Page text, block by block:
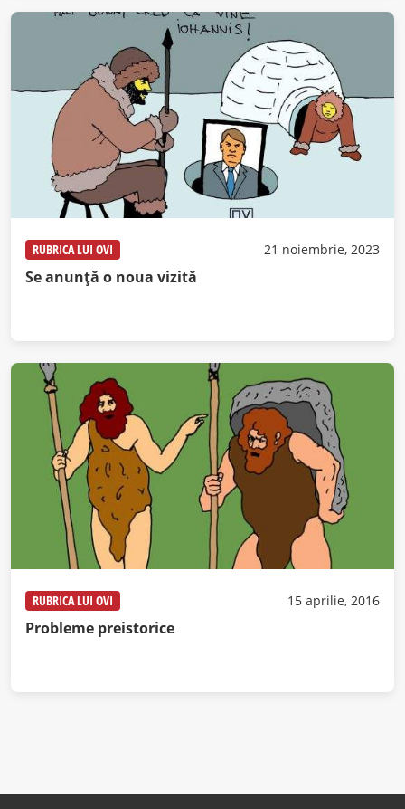
RUBRICA LUI OVI 21 noiembrie, 2023
Se anunță o noua vizită
RUBRICA LUI OVI 15 aprilie, 2016
Probleme preistorice